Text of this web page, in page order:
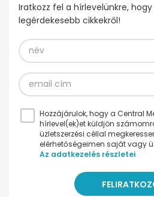
Iratkozz fel a hírlevelünkre,
legérdekesebb cikkekről!
Hozzájárulok, hogy a Central
hírlevel(ek)et küldjön
üzletszerzési céllal
elérhetőségeimen saját vagy
Az adatkezelés részletei